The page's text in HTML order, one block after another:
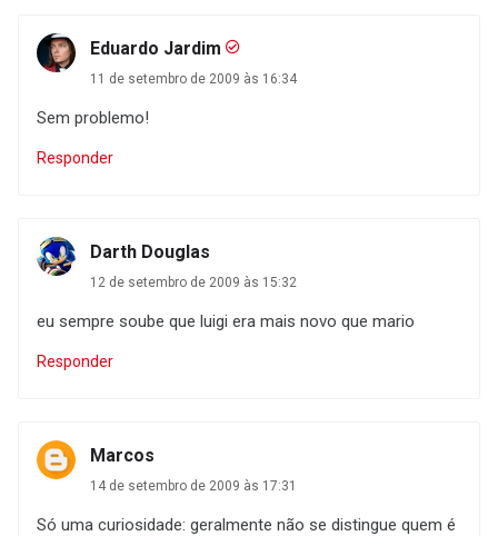
Eduardo Jardim
11 de setembro de 2009 às 16:34
Sem problemo!
Responder
Darth Douglas
12 de setembro de 2009 às 15:32
eu sempre soube que luigi era mais novo que mario
Responder
Marcos
14 de setembro de 2009 às 17:31
Só uma curiosidade: geralmente não se distingue quem é